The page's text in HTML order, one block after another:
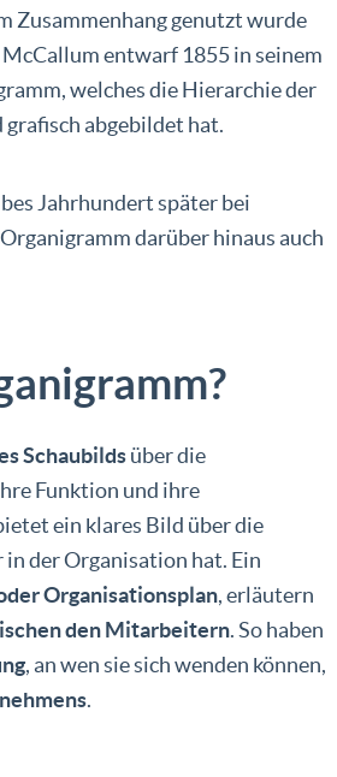
Zusammenhang genutzt wurde
entwarf 1855 in seinem
welches die Hierarchie der
abgebildet hat.
Jahrhundert später bei
darüber hinaus auch
Schaubildsüber die
Funktion und ihre
ein klares Bild über die
der Organisation hat. Ein
Organisationsplan, erläutern
den Mitarbeitern. So haben
, an wen sie sich wenden können,
.